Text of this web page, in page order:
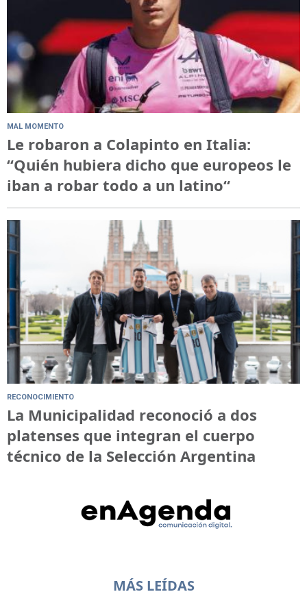
MAL MOMENTO
Le robaron a Colapinto en Italia:
“Quién hubiera dicho que europeos le
iban a robar todo a un latino“
RECONOCIMIENTO
La Municipalidad reconoció a dos
platenses que integran el cuerpo
técnico de la Selección Argentina
MÁS LEÍDAS